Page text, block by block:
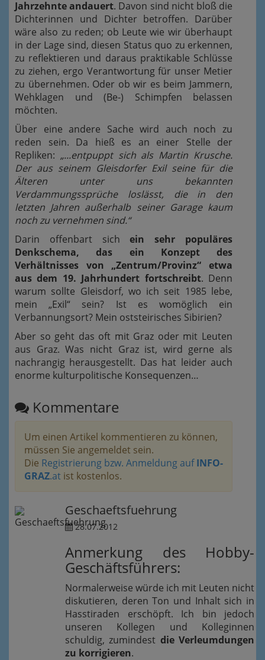
Jahrzehnte andauert. Davon sind nicht bloß die
Dichterinnen und Dichter betroffen. Darüber
wäre also zu reden; ob Leute wie wir überhaupt
in der Lage sind, diesen Status quo zu erkennen,
zu reflektieren und daraus praktikable Schlüsse
zu ziehen, ergo Verantwortung für unser Metier
zu übernehmen. Oder ob wir es beim Jammern,
Wehklagen und (Be-) Schimpfen belassen
möchten.
Über eine andere Sache wird auch noch zu
reden sein. Da hieß es an einer Stelle der
Repliken: „...entpuppt sich als Martin Krusche.
Der aus seinem Gleisdorfer Exil seine für die
Älteren unter uns bekannten
Verdammungssprüche loslässt, die in den
letzten Jahren außerhalb seiner Garage kaum
noch zu vernehmen sind.“
Darin offenbart sichein sehr populäres
Denkschema, das ein Konzept des
Verhältnisses von „Zentrum/Provinz“ etwa
aus dem 19. Jahrhundert fortschreibt. Denn
warum sollte Gleisdorf, wo ich seit 1985 lebe,
mein „Exil“ sein? Ist es womöglich ein
Verbannungsort? Mein oststeirisches Sibirien?
Aber so geht das oft mit Graz oder mit Leuten
aus Graz. Was nicht Graz ist, wird gerne als
nachrangig herausgestellt. Das hat leider auch
enorme kulturpolitische Konsequenzen…
Kommentare
Um einen Artikel kommentieren zu können,
müssen Sie angemeldet sein.
Die Registrierung bzw. Anmeldung aufINFO-
GRAZ.at ist kostenlos.
Geschaeftsfuehrung
28.07.2012
Anmerkung des Hobby-
Geschäftsführers:
Normalerweise würde ich mit Leuten nicht
diskutieren, deren Ton und Inhalt sich in
Hasstiraden erschöpft. Ich bin jedoch
unseren Kollegen und Kolleginnen
schuldig, zumindest die Verleumdungen
zu korrigieren.